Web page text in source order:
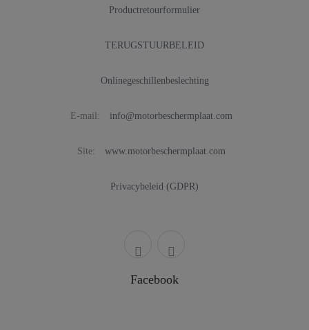
Productretourformulier
TERUGSTUURBELEID
Onlinegeschillenbeslechting
E-mail: info@motorbeschermplaat.com
Site: www.motorbeschermplaat.com
Privacybeleid (GDPR)
Facebook